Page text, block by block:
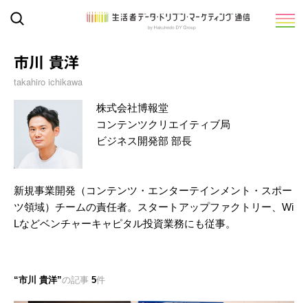
市川 貴洋
takahiro ichikawa
株式会社博報堂
コンテンツクリエイティブ局
ビジネス開発部 部長
新規事業開発（コンテンツ・エンターテインメント・スポー
ツ領域）チームの責任者。スタートアップファクトリー、Wi
Lなどベンチャーキャピタル投資業務にも従事。
市川 貴洋 の記事 5件